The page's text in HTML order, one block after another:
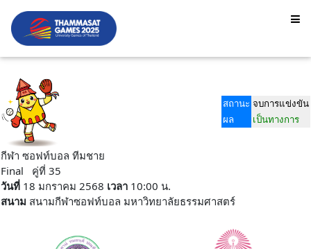
สถานะ จบการแข่งขัน
ผล
เป็นทางการ
กีฬา ซอฟท์บอล ทีมชาย
Final คู่ที่ 35
วันที่ 18 มกราคม 2568 เวลา 10:00 น.
สนาม สนามกีฬาซอฟท์บอล มหาวิทยาลัยธรรมศาสตร์